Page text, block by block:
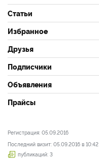
Статьи
Избранное
Друзья
Подписчики
Объявления
Прайсы
Регистрация: 05.09.2016
Последний визит: 05.09.2016 в 10:42
публикаций: 3